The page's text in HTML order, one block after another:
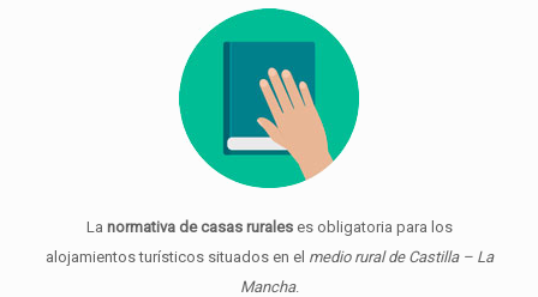
La normativa de casas ruraleses obligatoria para los
alojamientos turísticos situados en el medio rural de Castilla – La
Mancha.